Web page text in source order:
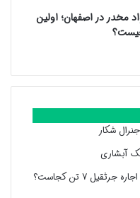
مخدر در اصفهان؛ اولین
چیست؟
شکار
آبشاری
ارزان ترین شرکت برای اجاره جرثقیل ۷ تن کجاست؟